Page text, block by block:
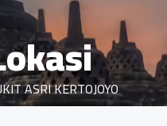
ASRI KERTOJOYO